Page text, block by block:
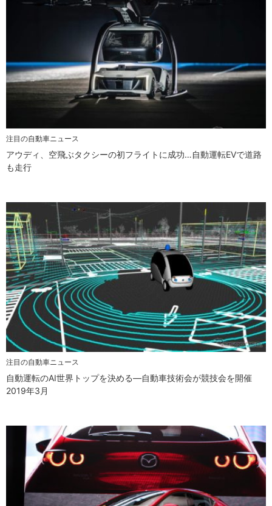
注目の自動車ニュース
アウディ、空飛ぶタクシーの初フライトに成功…自動運転EVで道路
も走行
注目の自動車ニュース
自動運転のAI世界トップを決める—自動車技術会が競技会を開催
2019年3月